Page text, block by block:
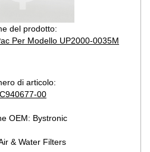
del prodotto:
Per Modello UP2000-0035M
di articolo:
00
OEM: Bystronic
& Water Filters